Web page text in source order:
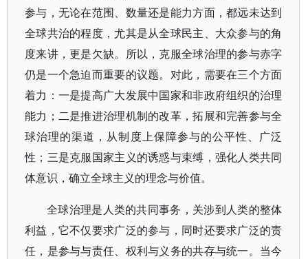
参与，无论在范围、数量还是能力方面，都远未达到
全球共治的程度，尤其是从全球民主、大众参与的角
度来讲，更是欠缺。所以，克服全球治理的参与赤字
仍是一个急迫而重要的议题。对此，需要在三个方面
着力：一是提高广大发展中国家和非政府组织的治理
能力；二是推进治理机制的改革，拓展和完善参与全
球治理的渠道，从制度上保障参与的公平性、广泛
性；三是克服国家主义的诱惑与束缚，强化人类共同
体意识，确立全球主义的理念与价值。
全球治理是人类的共同事务，关涉到人类的整体
利益，它不仅要求广泛的参与，同时还要求广泛的责
任，是参与与责任、权利与义务的共存与统一。当今